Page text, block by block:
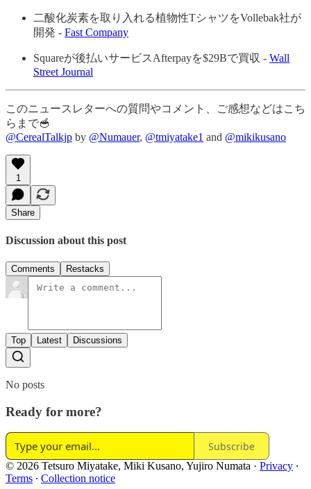
二酸化炭素を取り入れる植物性TシャツをVollebak社が
開発 - Fast Company
Squareが後払いサービスAfterpayを$29Bで買収 - Wall
Street Journal
このニュースレターへの質問やコメント、ご感想などはこち
らまで🥣
@CerealTalkjp by @Numauer, @tmiyatake1 and @mikikusano
1
Share
Discussion about this post
Comments Restacks
Top Latest Discussions
No posts
Ready for more?
Subscribe
© 2026 Tetsuro Miyatake, Miki Kusano, Yujiro Numata · Privacy ∙
Terms ∙ Collection notice